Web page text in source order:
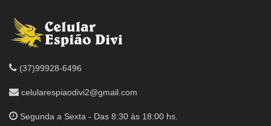
(37)99928-6496
celularespiaodivi2@gmail.com
Segunda a Sexta - Das 8:30 às 18:00 hs.